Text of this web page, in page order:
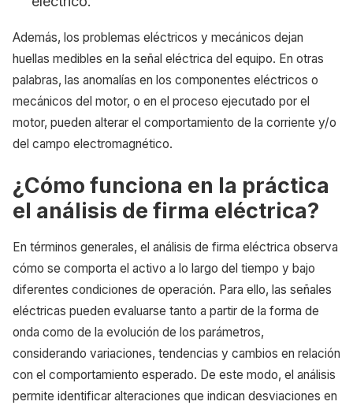
Además, los problemas eléctricos y mecánicos dejan
huellas medibles en la señal eléctrica del equipo. En otras
palabras, las anomalías en los componentes eléctricos o
mecánicos del motor, o en el proceso ejecutado por el
motor, pueden alterar el comportamiento de la corriente y/o
del campo electromagnético.
¿Cómo funciona en la práctica
el análisis de firma eléctrica?
En términos generales, el análisis de firma eléctrica observa
cómo se comporta el activo a lo largo del tiempo y bajo
diferentes condiciones de operación. Para ello, las señales
eléctricas pueden evaluarse tanto a partir de la forma de
onda como de la evolución de los parámetros,
considerando variaciones, tendencias y cambios en relación
con el comportamiento esperado. De este modo, el análisis
permite identificar alteraciones que indican desviaciones en